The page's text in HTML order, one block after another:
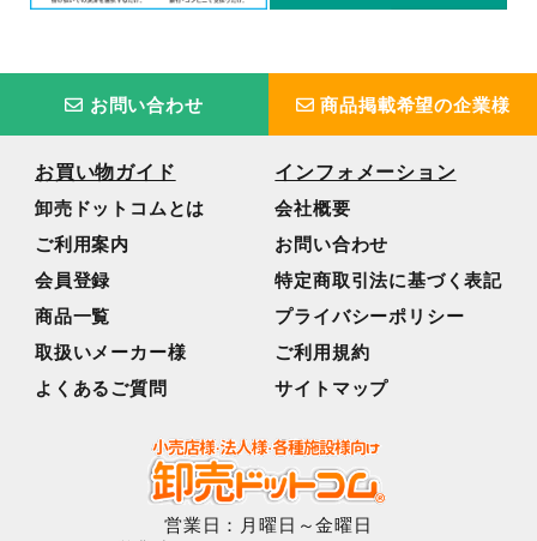
お問い合わせ 商品掲載希望の企業様
お買い物ガイド
卸売ドットコムとは
ご利用案内
会員登録
商品一覧
取扱いメーカー様
よくあるご質問
インフォメーション
会社概要
お問い合わせ
特定商取引法に基づく表記
プライバシーポリシー
ご利用規約
サイトマップ
営業日：月曜日～金曜日